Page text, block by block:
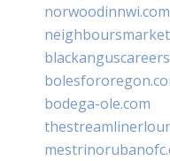
norwoodinnwi.com
bodega-ole.com